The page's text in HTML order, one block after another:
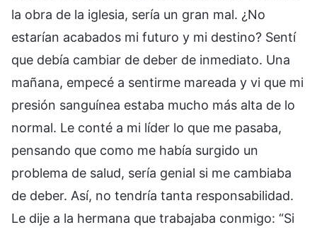
la obra de la iglesia, sería un gran mal. ¿No
estarían acabados mi futuro y mi destino? Sentí
que debía cambiar de deber de inmediato. Una
mañana, empecé a sentirme mareada y vi que mi
presión sanguínea estaba mucho más alta de lo
normal. Le conté a mi líder lo que me pasaba,
pensando que como me había surgido un
problema de salud, sería genial si me cambiaba
de deber. Así, no tendría tanta responsabilidad.
Le dije a la hermana que trabajaba conmigo: “Si